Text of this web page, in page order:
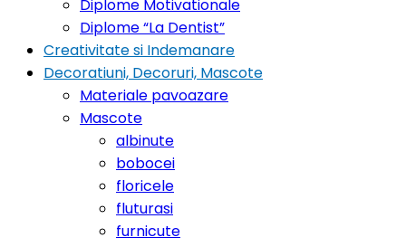
Diplome Motivationale
Diplome “La Dentist”
Creativitate si Indemanare
Decoratiuni, Decoruri, Mascote
Materiale pavoazare
Mascote
albinute
bobocei
floricele
fluturasi
furnicute